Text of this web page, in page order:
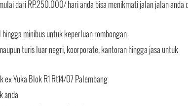
dari RP.250.000/ hari anda bisa menikmati jalan jalan anda
minibus untuk keperluan rombongan
turis luar negri, koorporate, kantoran hingga jasa untuk
Yuka Blok R1 Rt14/07 Palembang
anda